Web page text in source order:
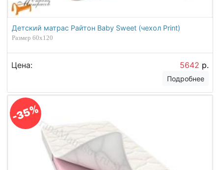
Детский матрас Райтон Baby Sweet (чехол Print)
Размер 60х120
Цена: 5642 р.
Подробнее
-35%